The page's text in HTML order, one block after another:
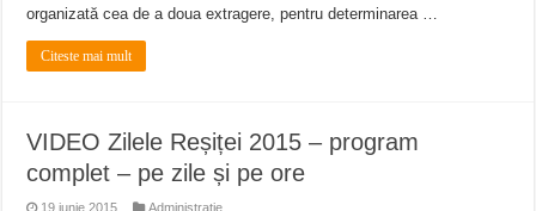
organizată cea de a doua extragere, pentru determinarea …
Citeste mai mult
VIDEO Zilele Reșiței 2015 – program
complet – pe zile și pe ore
19 iunie 2015 Administratie